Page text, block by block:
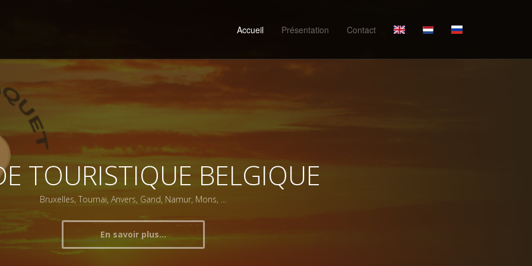
Accueil Présentation Contact
TOURISTIQUE BELGIQUE
Bruxelles, Tournai, Anvers, Gand, Namur, Mons, ...
En savoir plus...